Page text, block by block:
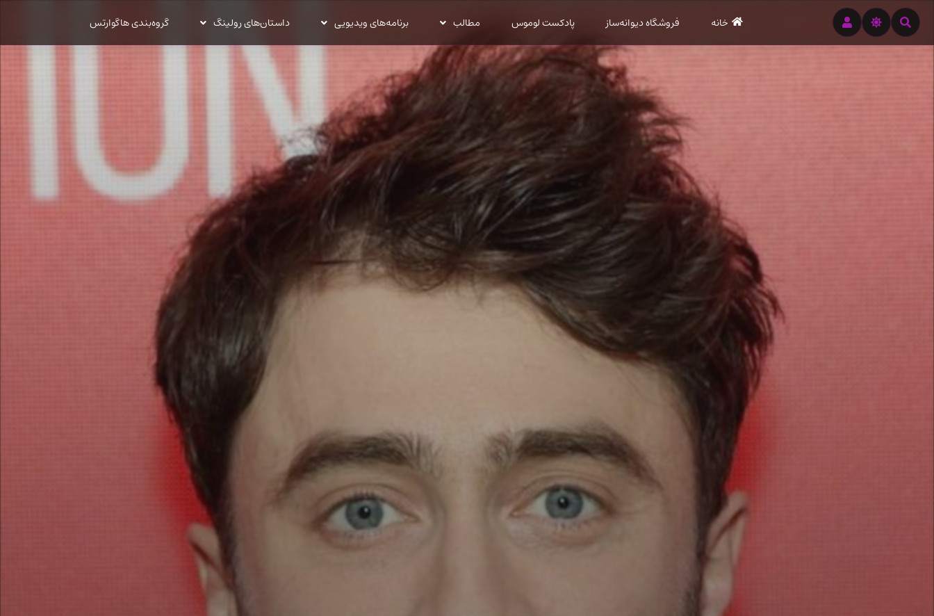
ورود
خانه فروشگاه دیوانه‌ساز پادکست لوموس مطالب برنامه‌های ویدیویی داستان‌های رولینگ گروه‌بندی هاگوارتس